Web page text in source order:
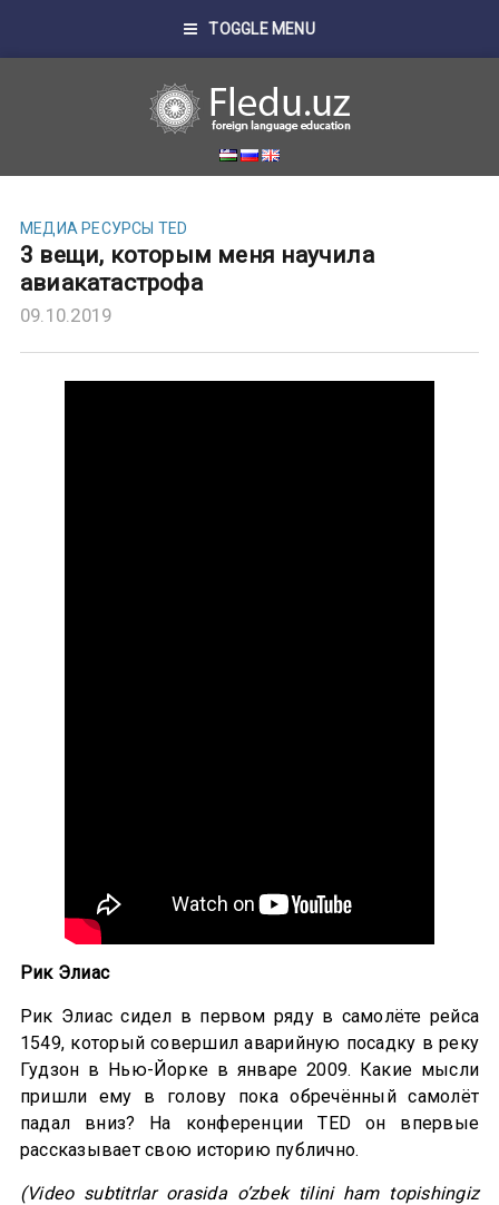
TOGGLE MENU
МЕДИА РЕСУРСЫ TED
3 вещи, которым меня научила
авиакатастрофа
09.10.2019
Рик Элиас
Рик Элиас сидел в первом ряду в самолёте рейса
1549, который совершил аварийную посадку в реку
Гудзон в Нью-Йорке в январе 2009. Какие мысли
пришли ему в голову пока обречённый самолёт
падал вниз? На конференции TED он впервые
рассказывает свою историю публично.
(Video subtitrlar orasida o’zbek tilini ham topishingiz